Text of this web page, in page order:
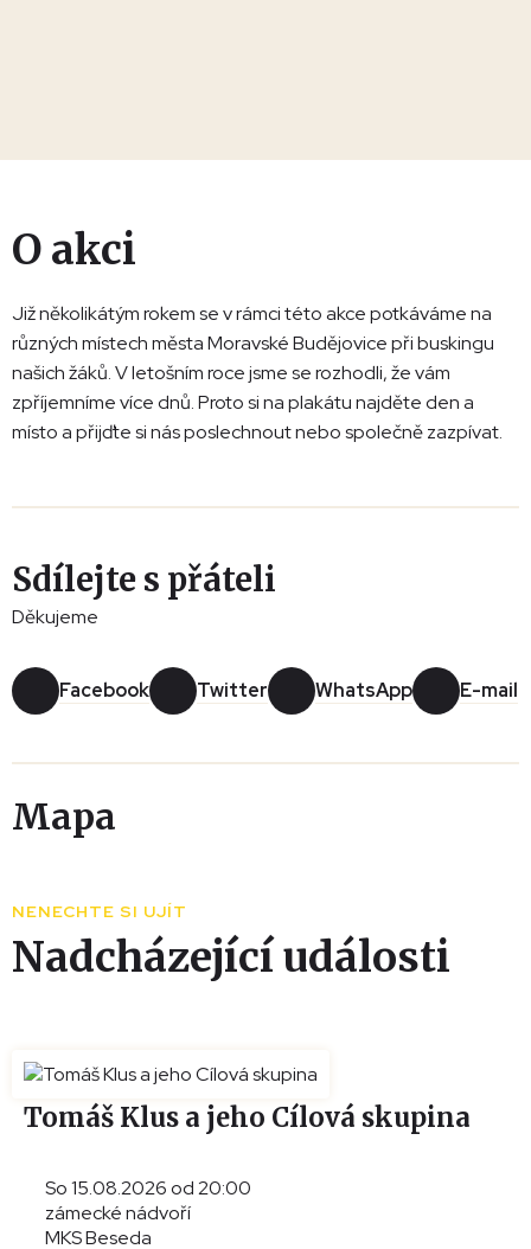
O akci
Již několikátým rokem se v rámci této akce potkáváme na
různých místech města Moravské Budějovice při buskingu
našich žáků. V letošním roce jsme se rozhodli, že vám
zpříjemníme více dnů. Proto si na plakátu najděte den a
místo a přijďte si nás poslechnout nebo společně zazpívat.
Sdílejte s přáteli
Děkujeme
Facebook Twitter WhatsApp E-mail
Mapa
NENECHTE SI UJÍT
Nadcházející události
Tomáš Klus a jeho Cílová skupina
So 15.08.2026 od 20:00
zámecké nádvoří
MKS Beseda